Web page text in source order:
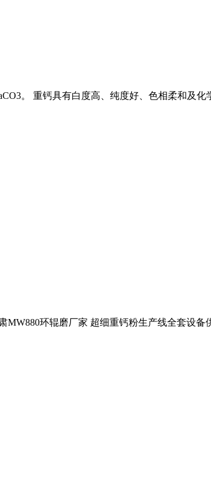
。 重钙具有白度高、纯度好、色相柔和及化
环辊磨厂家 超细重钙粉生产线全套设备